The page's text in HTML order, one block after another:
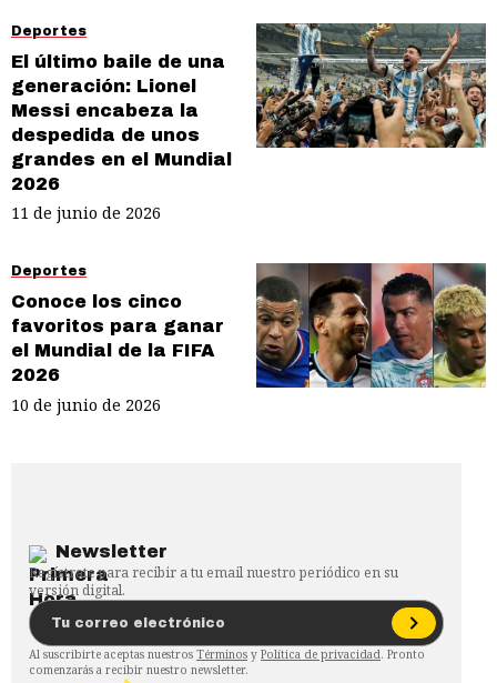
Deportes
El último baile de una
generación: Lionel
Messi encabeza la
despedida de unos
grandes en el Mundial
2026
11 de junio de 2026
Deportes
Conoce los cinco
favoritos para ganar
el Mundial de la FIFA
2026
10 de junio de 2026
Newsletter
Regístrate para recibir a tu email nuestro periódico en su
versión digital.
Al suscribirte aceptas nuestros Términos y Política de privacidad. Pronto
comenzarás a recibir nuestro newsletter.